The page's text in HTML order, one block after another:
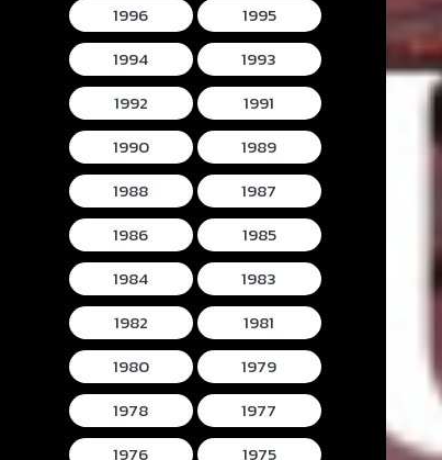
1996
1995
1994
1993
1992
1991
1990
1989
1988
1987
1986
1985
1984
1983
1982
1981
1980
1979
1978
1977
1976
1975